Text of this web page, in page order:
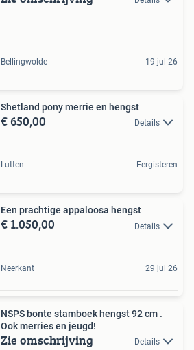
Bellingwolde 19 jul 26
Shetland pony merrie en hengst
€ 650,00 Details
Lutten Eergisteren
Een prachtige appaloosa hengst
€ 1.050,00 Details
Neerkant 29 jul 26
NSPS bonte stamboek hengst 92 cm .
Ook merries en jeugd!
Zie omschrijving Details